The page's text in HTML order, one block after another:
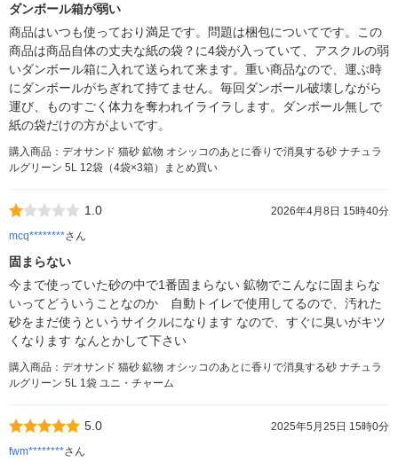
ダンボール箱が弱い
商品はいつも使っており満足です。問題は梱包についてです。この
商品は商品自体の丈夫な紙の袋？に4袋が入っていて、アスクルの弱
いダンボール箱に入れて送られて来ます。重い商品なので、運ぶ時
にダンボールがちぎれて持てません。毎回ダンボール破壊しながら
運び、ものすごく体力を奪われイライラします。ダンボール無しで
紙の袋だけの方がよいです。
購入商品：デオサンド 猫砂 鉱物 オシッコのあとに香りで消臭する砂 ナチュラ
ルグリーン 5L 12袋（4袋×3箱）まとめ買い
1.0
2026年4月8日 15時40分
mcq********さん
固まらない
今まで使っていた砂の中で1番固まらない 鉱物でこんなに固まらな
いってどういうことなのか 自動トイレで使用してるので、汚れた
砂をまだ使うというサイクルになります なので、すぐに臭いがキツ
くなります なんとかして下さい
購入商品：デオサンド 猫砂 鉱物 オシッコのあとに香りで消臭する砂 ナチュラ
ルグリーン 5L 1袋 ユニ・チャーム
5.0
2025年5月25日 15時0分
fwm********さん